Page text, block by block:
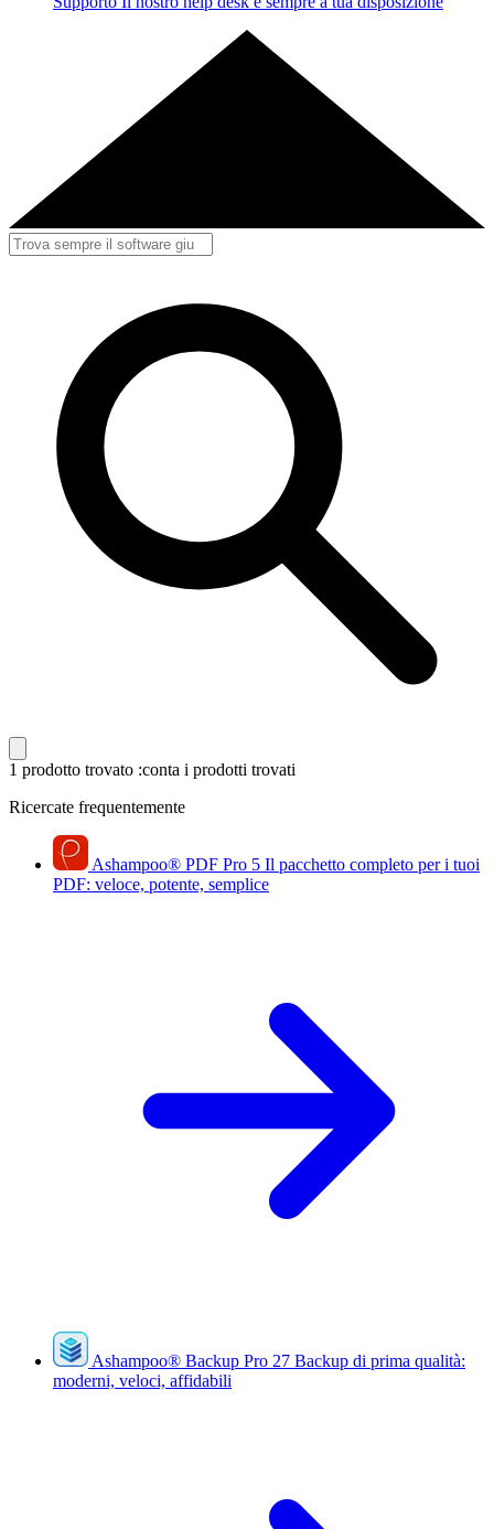
1 prodotto trovato :conta i prodotti trovati
Ricercate frequentemente
Ashampoo® PDF Pro 5 Il pacchetto completo per i tuoi
PDF: veloce, potente, semplice
Ashampoo® Backup Pro 27 Backup di prima qualità:
moderni, veloci, affidabili